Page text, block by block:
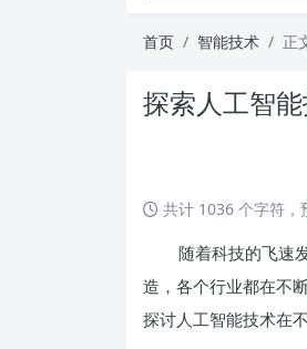
首页 智能技术 正
探索人工智
共计 1036 个字符，
随着科技的飞速
造，各个行业都在不
探讨人工智能技术在